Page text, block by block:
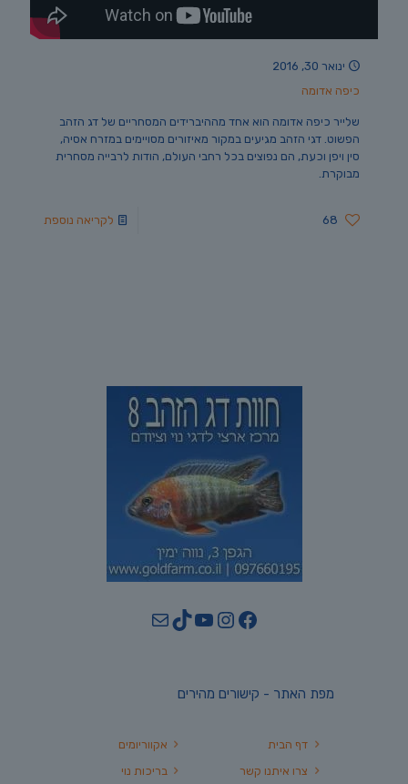
ינואר 30, 2016
כיפה אדומה
שלייר כיפה אדומה הוא אחד מההיברידים המסחריים של דג הזהב
הפשוט. דגי הזהב מגיעים במקור מאיזורים מסויימים במזרח אסיה,
סין ויפן וכעת, הם נפוצים בכל רחבי העולם, הודות לרבייה מסחרית
מבוקרת.
68 לקריאה נוספת
Facebook
Instagram
YouTube
TikTok
Mail
מפת האתר - קישורים מהירים
אקווריומים
בריכות נוי
דף הבית
צרו איתנו קשר